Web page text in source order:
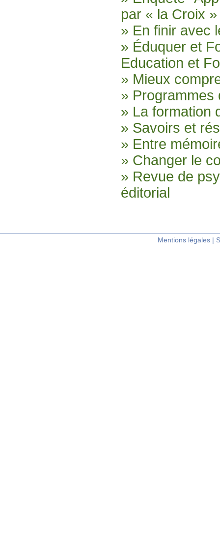
par « la Croix »
» En finir avec
» Éduquer et
Education et
» Mieux
» Programmes
» La formation
» Savoirs et
» Entre
» Changer le
» Revue de
éditorial
Mentions légales |